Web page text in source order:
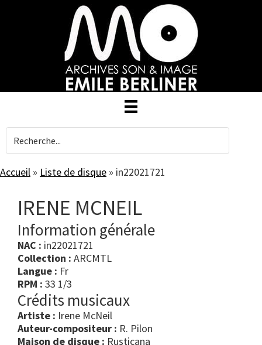
Accueil » Liste de disque » in22021721
IRENE MCNEIL
Information générale
NAC : in22021721
Collection : ARCMTL
Langue : Fr
RPM : 33 1/3
Crédits musicaux
Artiste : Irene McNeil
Auteur-compositeur : R. Pilon
Maison de disque : Rusticana